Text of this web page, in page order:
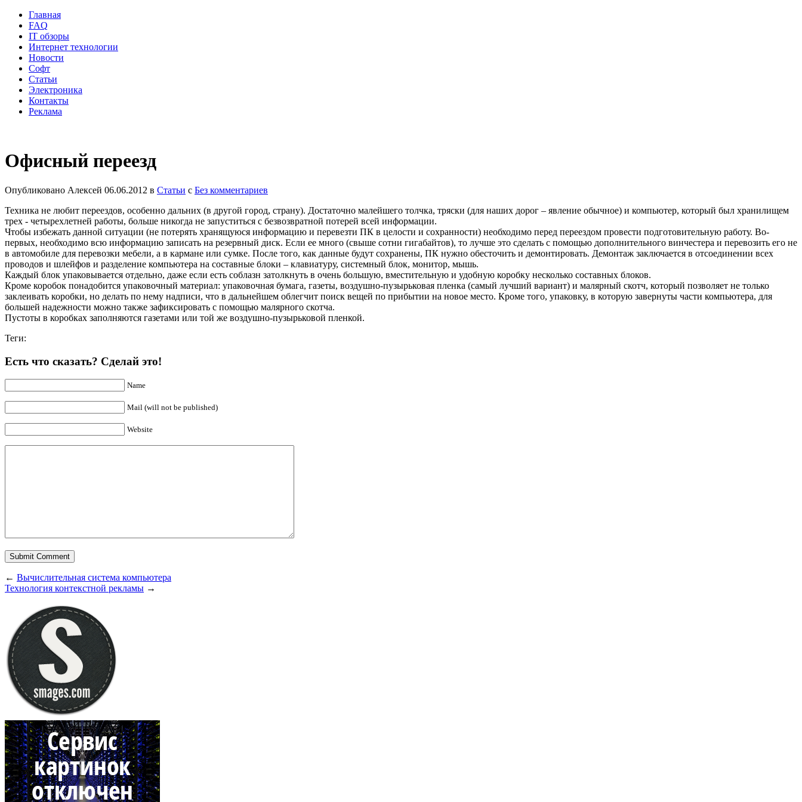
Главная
FAQ
IT обзоры
Интернет технологии
Новости
Софт
Статьи
Электроника
Контакты
Реклама
Офисный переезд
Опубликовано Алексей 06.06.2012 в Статьи с Без комментариев
Техника не любит переездов, особенно дальних (в другой город, страну). Достаточно малейшего толчка, тряски (для наших дорог – явление обычное) и компьютер, который был хранилищем
трех - четырехлетней работы, больше никогда не запуститься с безвозвратной потерей всей информации.
Чтобы избежать данной ситуации (не потерять хранящуюся информацию и перевезти ПК в целости и сохранности) необходимо перед переездом провести подготовительную работу. Во-
первых, необходимо всю информацию записать на резервный диск. Если ее много (свыше сотни гигабайтов), то лучше это сделать с помощью дополнительного винчестера и перевозить его не
в автомобиле для перевозки мебели, а в кармане или сумке. После того, как данные будут сохранены, ПК нужно обесточить и демонтировать. Демонтаж заключается в отсоединении всех
проводов и шлейфов и разделение компьютера на составные блоки – клавиатуру, системный блок, монитор, мышь.
Каждый блок упаковывается отдельно, даже если есть соблазн затолкнуть в очень большую, вместительную и удобную коробку несколько составных блоков.
Кроме коробок понадобится упаковочный материал: упаковочная бумага, газеты, воздушно-пузырьковая пленка (самый лучший вариант) и малярный скотч, который позволяет не только
заклеивать коробки, но делать по нему надписи, что в дальнейшем облегчит поиск вещей по прибытии на новое место. Кроме того, упаковку, в которую завернуты части компьютера, для
большей надежности можно также зафиксировать с помощью малярного скотча.
Пустоты в коробках заполняются газетами или той же воздушно-пузырьковой пленкой.
Теги:
Есть что сказать? Сделай это!
Name
Mail (will not be published)
Website
← Вычислительная система компьютера
Технология контекстной рекламы →